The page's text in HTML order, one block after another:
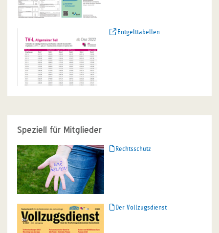
Entgelttabellen
Speziell für Mitglieder
Rechtsschutz
Der Vollzugsdienst